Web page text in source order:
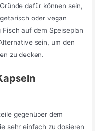
dafür können sein,
oder vegan
auf dem Speiseplan
sein, um den
zu decken.
gegenüber dem
sehr einfach zu dosieren